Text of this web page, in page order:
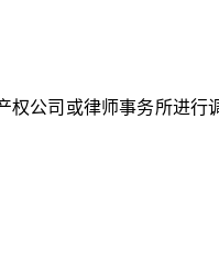
公司或律师事务所进行